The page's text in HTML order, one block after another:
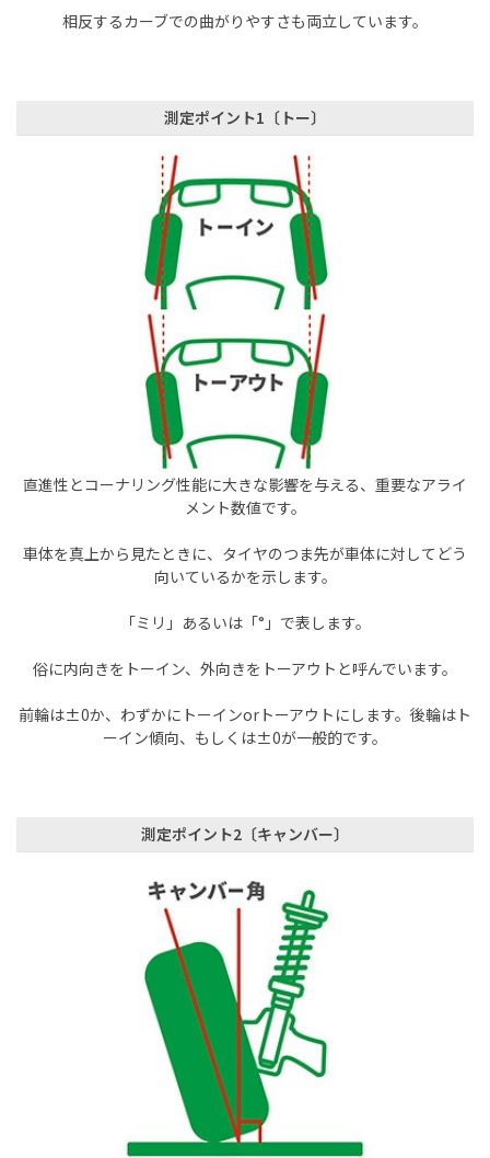
相反するカーブでの曲がりやすさも両立しています。
測定ポイント1〔トー〕
直進性とコーナリング性能に大きな影響を与える、重要なアライ
メント数値です。
車体を真上から見たときに、タイヤのつま先が車体に対してどう
向いているかを示します。
「ミリ」あるいは「°」で表します。
俗に内向きをトーイン、外向きをトーアウトと呼んでいます。
前輪は±0か、わずかにトーインorトーアウトにします。後輪はト
ーイン傾向、もしくは±0が一般的です。
測定ポイント2〔キャンバー〕